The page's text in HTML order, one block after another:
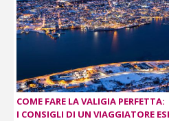
COME FARE LA VALIGIA PERFETTA:
I CONSIGLI DI UN VIAGGIATORE